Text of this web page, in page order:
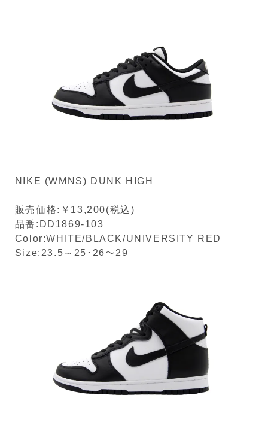
NIKE (WMNS) DUNK HIGH
販売価格:￥13,200(税込)
品番:DD1869-103
Color:WHITE/BLACK/UNIVERSITY RED
Size:23.5～25･26～29